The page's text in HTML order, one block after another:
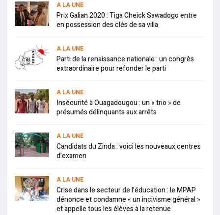
A LA UNE
Prix Galian 2020 : Tiga Cheick Sawadogo entre
en possession des clés de sa villa
A LA UNE
Parti de la renaissance nationale : un congrès
extraordinaire pour refonder le parti
A LA UNE
Insécurité à Ouagadougou : un « trio » de
présumés délinquants aux arrêts
A LA UNE
Candidats du Zinda : voici les nouveaux centres
d’examen
A LA UNE
Crise dans le secteur de l’éducation : le MPAP
dénonce et condamne « un incivisme général »
et appelle tous les élèves à la retenue